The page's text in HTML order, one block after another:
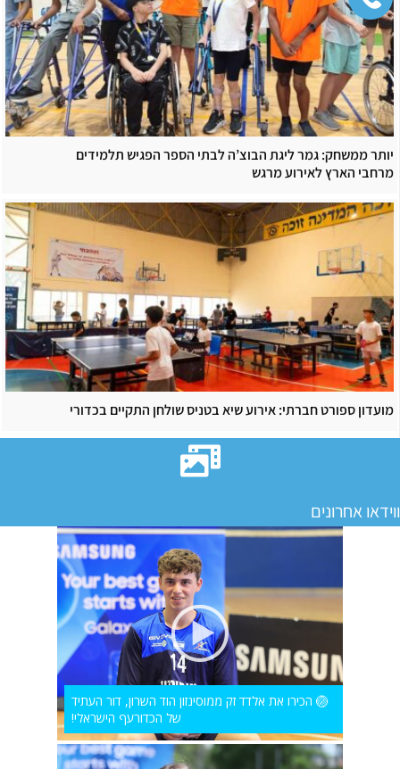
יותר ממשחק: גמר ליגת הבוצ’ה לבתי הספר הפגיש תלמידים
מרחבי הארץ לאירוע מרגש
מועדון ספורט חברתי: אירוע שיא בטניס שולחן התקיים בכדורי
ווידאו אחרונים
🏐 הכירו את אלדד זק ממוסינזון הוד השרון, דור העתיד
של הכדורעף הישראלי!